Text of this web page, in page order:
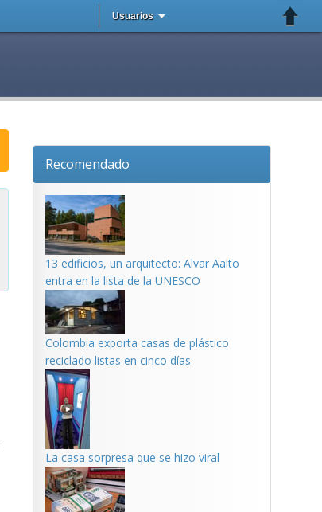
Usuarios
Recomendado
13 edificios, un arquitecto: Alvar Aalto
entra en la lista de la UNESCO
Colombia exporta casas de plástico
reciclado listas en cinco días
La casa sorpresa que se hizo viral